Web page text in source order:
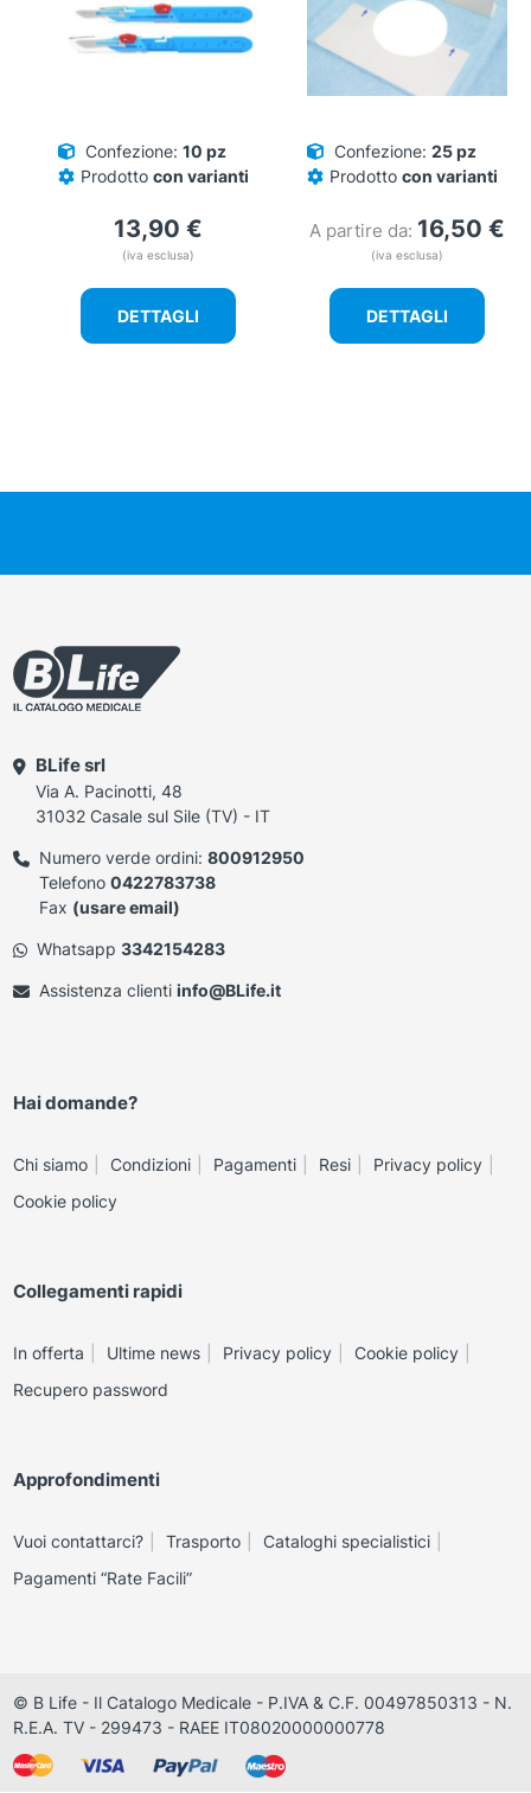
Confezione: 10 pz
Prodotto con varianti
13,90 €
(iva esclusa)
DETTAGLI
Confezione: 25 pz
Prodotto con varianti
A partire da: 16,50 €
(iva esclusa)
DETTAGLI
BLife srl
Via A. Pacinotti, 48
31032 Casale sul Sile (TV) - IT
Numero verde ordini: 800912950
Telefono 0422783738
Fax (usare email)
Whatsapp 3342154283
Assistenza clienti info@BLife.it
Hai domande?
Chi siamo Condizioni Pagamenti Resi
Privacy policy
Cookie policy
Collegamenti rapidi
In offerta Ultime news Privacy policy
Cookie policy
Recupero password
Approfondimenti
Vuoi contattarci? Trasporto
Cataloghi specialistici
Pagamenti “Rate Facili”
© B Life - Il Catalogo Medicale - P.IVA & C.F. 00497850313 - N.
R.E.A. TV - 299473 - RAEE IT08020000000778